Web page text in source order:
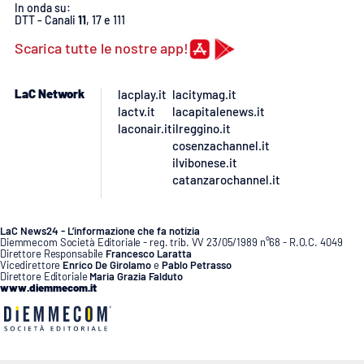
SPECIALI
Buona Sanità Calabria
LACALABRIAVISIONE
Food
Storie
LAC
NETWORK
In onda su:
DTT - Canali 11, 17 e 111
Scarica tutte le nostre app!
LaC Network
lacplay.it
lactv.it
laconair.it
lacitymag.it
lacapitalenews.it
ilreggino.it
cosenzachannel.it
ilvibonese.it
catanzarochannel.it
LaC News24 - L’informazione che fa notizia
Diemmecom Società Editoriale - reg. trib. VV 23/05/1989 n°68 - R.O.C. 4049
Direttore Responsabile Francesco Laratta
Vicedirettore Enrico De GirolamoePablo Petrasso
Direttore Editoriale Maria Grazia Falduto
www.diemmecom.it